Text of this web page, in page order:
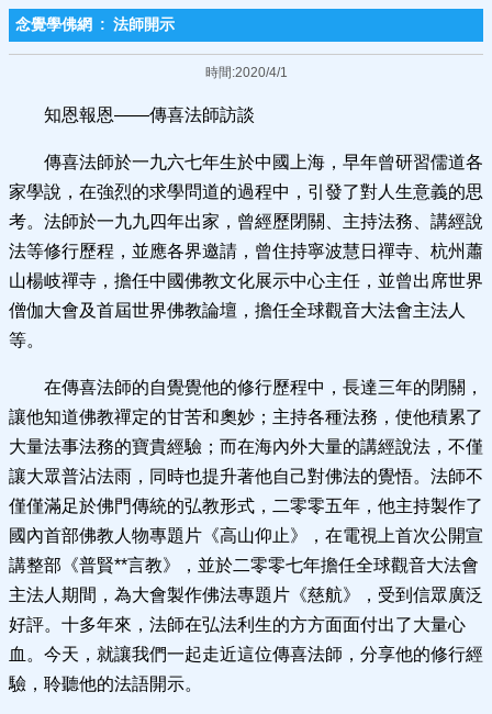
念覺學佛網 : 法師開示
時間:2020/4/1
知恩報恩——傳喜法師訪談
傳喜法師於一九六七年生於中國上海，早年曾研習儒道各
家學說，在強烈的求學問道的過程中，引發了對人生意義的思
考。法師於一九九四年出家，曾經歷閉關、主持法務、講經說
法等修行歷程，並應各界邀請，曾住持寧波慧日禪寺、杭州蕭
山楊岐禪寺，擔任中國佛教文化展示中心主任，並曾出席世界
僧伽大會及首屆世界佛教論壇，擔任全球觀音大法會主法人
等。
在傳喜法師的自覺覺他的修行歷程中，長達三年的閉關，
讓他知道佛教禪定的甘苦和奧妙；主持各種法務，使他積累了
大量法事法務的寶貴經驗；而在海內外大量的講經說法，不僅
讓大眾普沾法雨，同時也提升著他自己對佛法的覺悟。法師不
僅僅滿足於佛門傳統的弘教形式，二零零五年，他主持製作了
國內首部佛教人物專題片《高山仰止》，在電視上首次公開宣
講整部《普賢**言教》，並於二零零七年擔任全球觀音大法會
主法人期間，為大會製作佛法專題片《慈航》，受到信眾廣泛
好評。十多年來，法師在弘法利生的方方面面付出了大量心
血。今天，就讓我們一起走近這位傳喜法師，分享他的修行經
驗，聆聽他的法語開示。